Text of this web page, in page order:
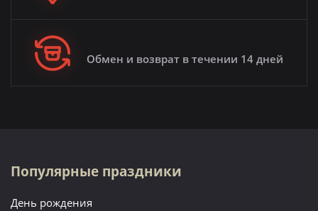
Обмен и возврат в течении 14 дней
Популярные праздники
День рождения